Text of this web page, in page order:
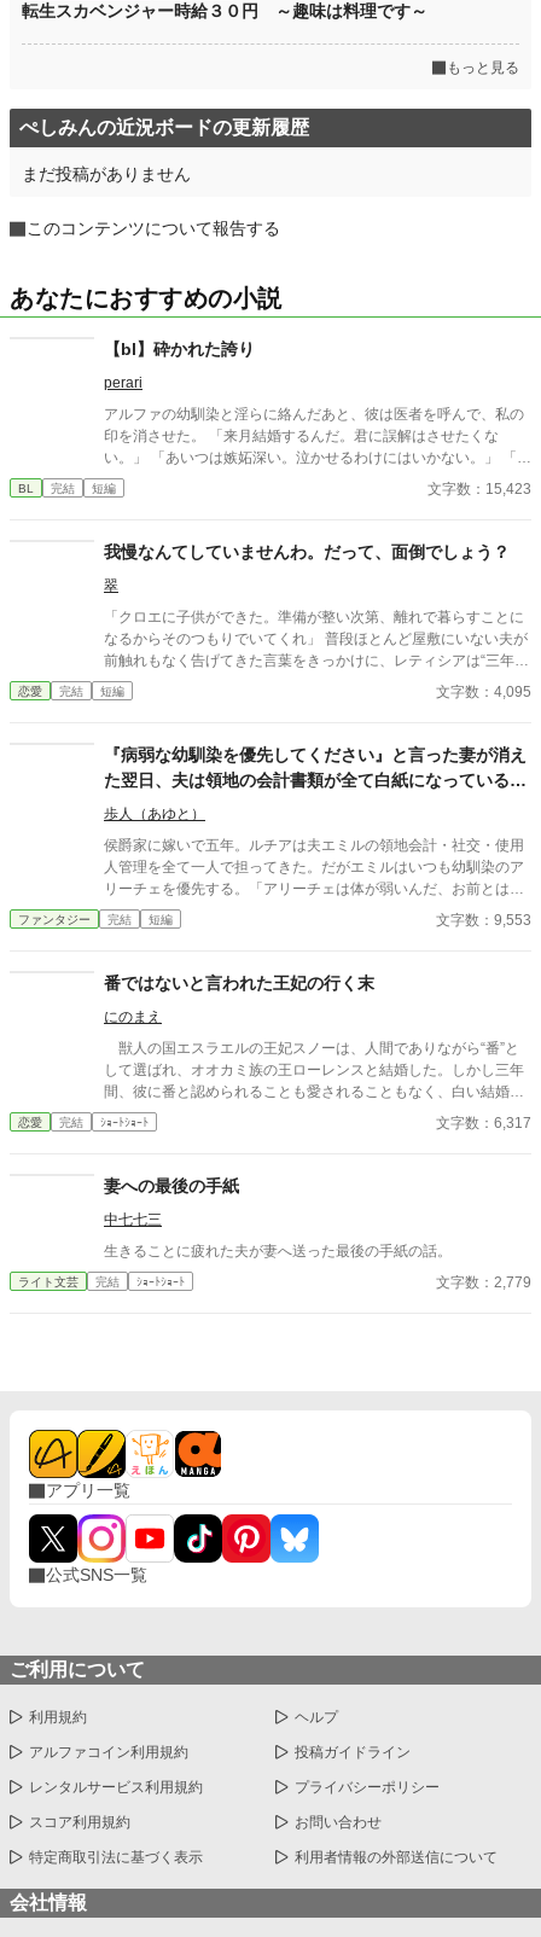
転生スカベンジャー時給３０円 ～趣味は料理です～
もっと見る
ぺしみんの近況ボードの更新履歴
まだ投稿がありません
このコンテンツについて報告する
あなたにおすすめの小説
【bl】砕かれた誇り
perari
アルファの幼馴染と淫らに絡んだあと、彼は医者を呼んで、私の
印を消させた。 「来月結婚するんだ。君に誤解はさせたくな
い。」 「あいつは嫉妬深い。泣かせるわけにはいかない。」 「君
ももう年頃の残り物のオメガだろ？ 俺の印をつけたまま、他の
アルファとお見合いするなんてありえない。」 彼は冷たく、けれ
す。 「長い間、俺に従ってきたんだから、君を傷つけたりはしな
い。」 「結婚の日には招待状を送る。必ず来て、席につけよ。」
--- いくつかのコメントを拝見し、大変申し訳なく思っておりま
す。 私は現在日本語を勉強しており、この文章はAI作品ではあり
ませんが、 一部に翻訳ソフトを使用しています。 もし読んでくだ
さる中で日本語のおかしな点をご指摘いただけましたら、 本当に
BL 完結 短編 文字数：15,423
我慢なんてしていませんわ。だって、面倒でしょう？
翠
「クロエに子供ができた。準備が整い次第、離れで暮らすことに
なるからそのつもりでいてくれ」 普段ほとんど屋敷にいない夫が
前触れもなく告げてきた言葉をきっかけに、レティシアは“三年
間”の契約を終わらせることにした。 赤の他人を屋敷に迎えるこ
とはしない。 不要なものに感情を砕く理由などない。 「だって、
切り捨ててしまいましょう。
恋愛 完結 短編 文字数：4,095
『病弱な幼馴染を優先してください』と言った妻が消え
た翌日、夫は領地の会計書類が全て白紙になっているこ
とに気づいた
歩人（あゆと）
侯爵家に嫁いで五年。ルチアは夫エミルの領地会計・社交・使用
人管理を全て一人で担ってきた。だがエミルはいつも幼馴染のア
リーチェを優先する。「アリーチェは体が弱いんだ、お前とは違
う」——その言葉を百回聞いた日、ルチアは微笑んで離縁届に署
名した。「ええ、私は丈夫ですから。どうぞ幼馴染様をお大事
らの陳情の山、そして紅茶の淹れ方すら知らない自分。三ヶ月
後、かつて「地味な妻」と呼ばれたルチアは、辺境伯の財務顧問
として辣腕を振るっていた。
ファンタジー 完結 短編 文字数：9,553
番ではないと言われた王妃の行く末
にのまえ
獣人の国エスラエルの王妃スノーは、人間でありながら“番”と
して選ばれ、オオカミ族の王ローレンスと結婚した。しかし三年
間、彼に番と認められることも愛されることもなく、白い結婚の
まま冷遇され続ける。 それでも王妃として国に尽くしてきたス
ノーだったが、ある日、ローレンスが別の令嬢レイアーを懐妊さ
決意し、国を去ろうとする。 しかしその道中、レイアー嬢の実
家の襲撃に遭い、スノーは命を落とす寸前、自身の命と引き換え
に広域回復魔法で多くの命を救う。 これでスノーの、人生は終
わりのはずだった。 だが次に目を覚ますと、スノーは三年前の
式の誓いの瞬間へと戻される。 番から逃れようと、スノーは何
恋愛 完結 ｼｮｰﾄｼｮｰﾄ 文字数：6,317
妻への最後の手紙
中七七三
生きることに疲れた夫が妻へ送った最後の手紙の話。
ライト文芸 完結 ｼｮｰﾄｼｮｰﾄ 文字数：2,779
アプリ一覧
公式SNS一覧
ご利用について
利用規約 ヘルプ
アルファコイン利用規約 投稿ガイドライン
レンタルサービス利用規約 プライバシーポリシー
スコア利用規約 お問い合わせ
特定商取引法に基づく表示 利用者情報の外部送信について
会社情報